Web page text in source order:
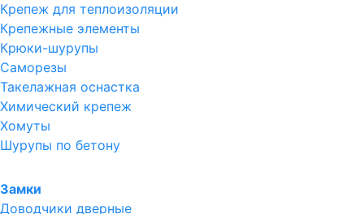
Крепеж для теплоизоляции
Крепежные элементы
Крюки-шурупы
Саморезы
Такелажная оснастка
Химический крепеж
Хомуты
Шурупы по бетону
Замки
Доводчики дверные